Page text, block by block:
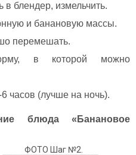
в блендер, измельчить.
и банановую массы.
перемешать.
в которой можно
часов (лучше на ночь).
блюда «Банановое
ФОТО Шаг №2.